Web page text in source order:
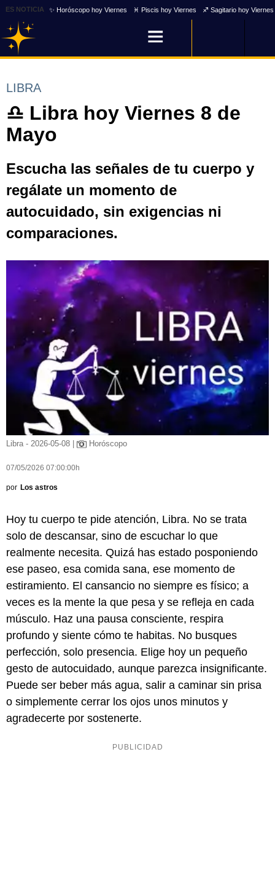
ES NOTICIA ✨ Horóscopo hoy Viernes ♓ Piscis hoy Viernes ♐ Sagitario hoy Viernes
LIBRA
♎ Libra hoy Viernes 8 de
Mayo
Escucha las señales de tu cuerpo y
regálate un momento de
autocuidado, sin exigencias ni
comparaciones.
Libra - 2026-05-08 | Horóscopo
07/05/2026 07:00:00h
por Los astros
Hoy tu cuerpo te pide atención, Libra. No se trata
solo de descansar, sino de escuchar lo que
realmente necesita. Quizá has estado posponiendo
ese paseo, esa comida sana, ese momento de
estiramiento. El cansancio no siempre es físico; a
veces es la mente la que pesa y se refleja en cada
músculo. Haz una pausa consciente, respira
profundo y siente cómo te habitas. No busques
perfección, solo presencia. Elige hoy un pequeño
gesto de autocuidado, aunque parezca insignificante.
Puede ser beber más agua, salir a caminar sin prisa
o simplemente cerrar los ojos unos minutos y
agradecerte por sostenerte.